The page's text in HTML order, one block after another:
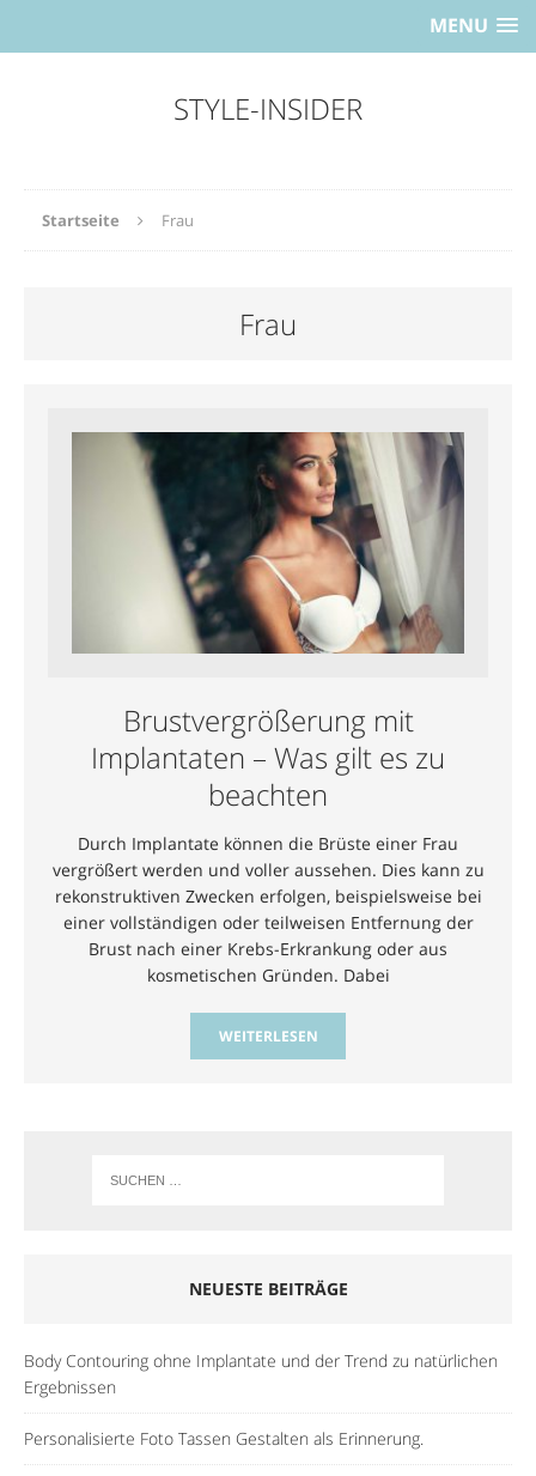
MENU
STYLE-INSIDER
Startseite Frau
Frau
Brustvergrößerung mit
Implantaten – Was gilt es zu
beachten
Durch Implantate können die Brüste einer Frau
vergrößert werden und voller aussehen. Dies kann zu
rekonstruktiven Zwecken erfolgen, beispielsweise bei
einer vollständigen oder teilweisen Entfernung der
Brust nach einer Krebs-Erkrankung oder aus
kosmetischen Gründen. Dabei
WEITERLESEN
NEUESTE BEITRÄGE
Body Contouring ohne Implantate und der Trend zu natürlichen
Ergebnissen
Personalisierte Foto Tassen Gestalten als Erinnerung.